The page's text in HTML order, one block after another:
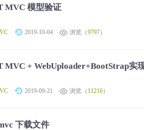
MVC 模型验证
2019-10-04 浏览（9797）
MVC + WebUploader+BootStrap实
2019-09-21 浏览（ 11216）
下载文件